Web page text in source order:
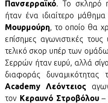
Πανσερραϊκό. Το σκληρό
ήταν ένα ιδιαίτερο
Μουρμούρη, το οποίο θα
επίσημες αγωνιστικές
τελικό σκορ υπέρ των
Σερρών ήταν ευρύ, αλλά
διαφοράς
Academy Λεόντειος
τον Κεραυνό Στροβόλου–